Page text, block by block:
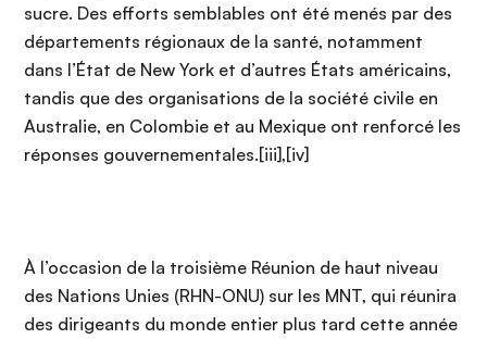
sucre. Des efforts semblables ont été menés par des
départements régionaux de la santé, notamment
dans l’État de New York et d’autres États américains,
tandis que des organisations de la société civile en
Australie, en Colombie et au Mexique ont renforcé les
réponses gouvernementales.[iii],[iv]
À l’occasion de la troisième Réunion de haut niveau
des Nations Unies (RHN-ONU) sur les MNT, qui réunira
des dirigeants du monde entier plus tard cette année